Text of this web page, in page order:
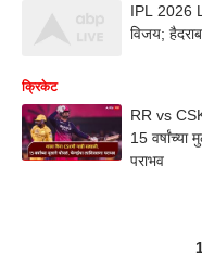
IPL 2026
विजय;
क्रिकेट
RR vs
15 वर्षांच्या
पराभव